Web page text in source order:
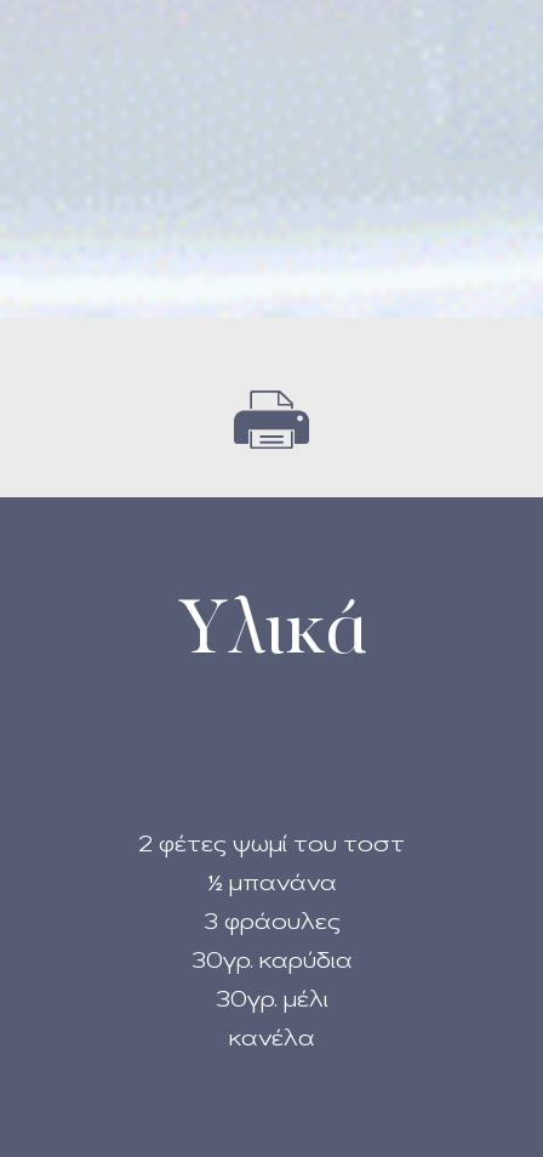
Υλικά
2 φέτες ψωμί του τοστ
½ μπανάνα
3 φράουλες
30γρ. καρύδια
30γρ. μέλι
κανέλα